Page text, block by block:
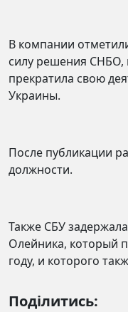
В компании
силу решения
прекратила свою
Украины.
После публикации
должности.
Также СБУ
Олейника, который
году, и которого
Поділитись: